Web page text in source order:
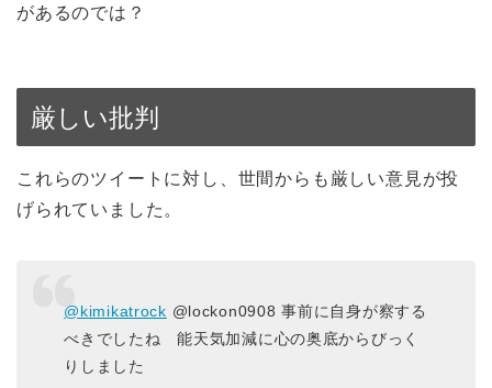
があるのでは？
厳しい批判
これらのツイートに対し、世間からも厳しい意見が投
げられていました。
@kimikatrock @lockon0908 事前に自身が察する
べきでしたね 能天気加減に心の奥底からびっく
りしました